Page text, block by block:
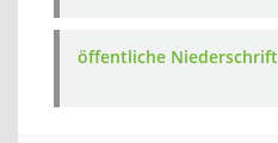
öffentliche Niederschrift